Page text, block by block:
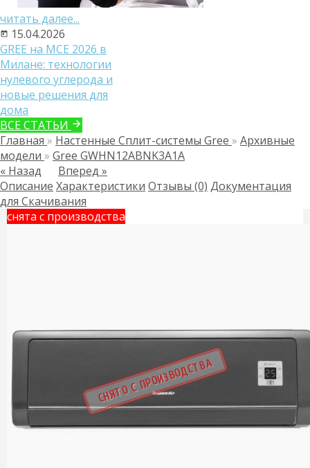
читать далее...
15.04.2026
GREE на MCE 2026 в
Милане: технологии
нулевого углерода и
новые решения для
дома
ВСЕ СТАТЬИ
Главная » Настенные Сплит-системы Gree » Архивные
модели » Gree GWHN12ABNK3A1A
« Назад
Вперед »
Описание Характеристики Отзывы (0) Документация
для Скачивания
снята с производства